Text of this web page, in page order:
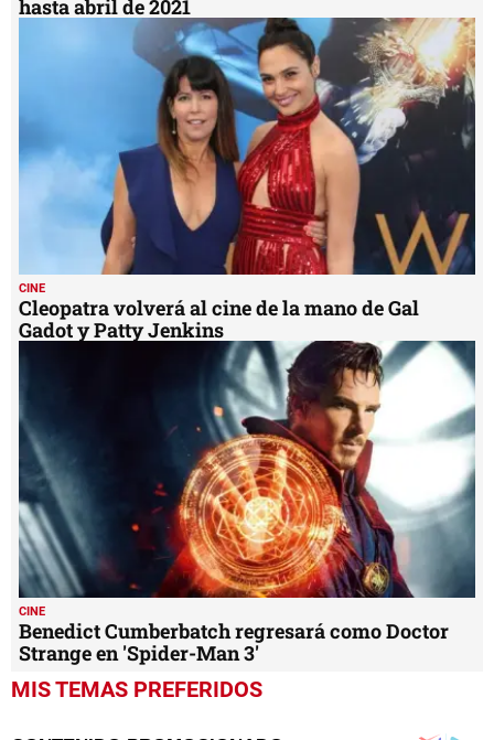
hasta abril de 2021
CINE
Cleopatra volverá al cine de la mano de Gal
Gadot y Patty Jenkins
CINE
Benedict Cumberbatch regresará como Doctor
Strange en 'Spider-Man 3'
MIS TEMAS PREFERIDOS